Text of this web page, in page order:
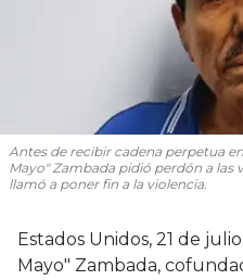
Antes de recibir cadena perpetua
Mayo" Zambada pidió perdón a
llamó a poner fin a la violencia.
Estados Unidos, 21 de
Mayo" Zambada,